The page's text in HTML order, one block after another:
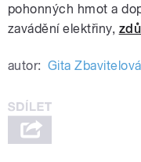
pohonných hmot a
zavádění elektřiny,
autor: Gita Zbavitelová